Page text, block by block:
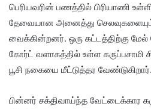
பெரியவரின் பணத்தில் பிரியாணி
தேவையான அனைத்து
வைக்கின்றனர். ஒரு கட்டத்திற்கு
கோர்ட் வளாகத்தில் உள்ள கருப்பசாமி
பூசி நகையை மீட்டுத்தர வேண்டுகிறார்.
பின்னர் சக்திவாய்ந்த வேட்டைக்கார